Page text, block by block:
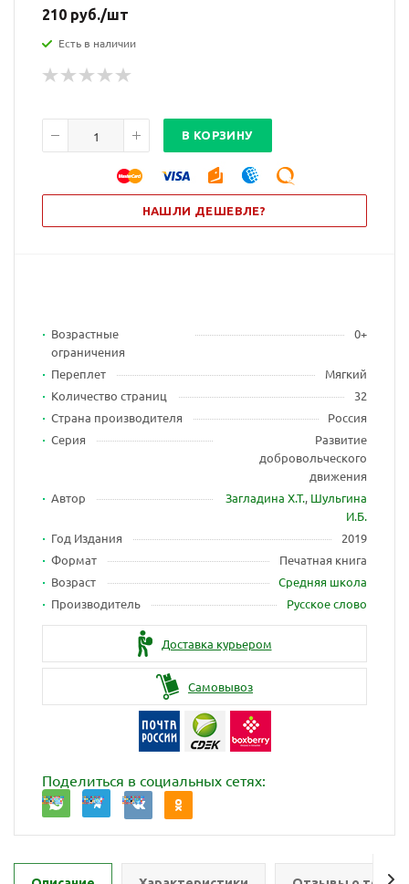
210 руб./шт
Есть в наличии
В КОРЗИНУ
НАШЛИ ДЕШЕВЛЕ?
Возрастные
ограничения
0+
Переплет
Мягкий
Количество страниц
32
Страна производителя
Россия
Серия
Развитие
добровольческого
движения
Автор
Загладина Х.Т., Шульгина
И.Б.
Год Издания
2019
Формат
Печатная книга
Возраст
Средняя школа
Производитель
Русское слово
Доставка курьером
Самовывоз
Поделиться в социальных сетях: